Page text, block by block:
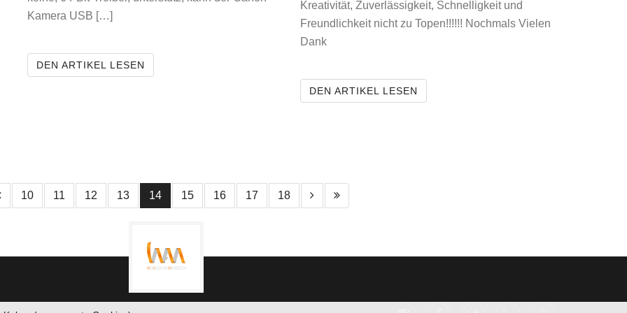
Kamera USB […]
DEN ARTIKEL LESEN
Kreativität, Zuverlässigkeit, Schnelligkeit und
Freundlichkeit nicht zu Topen!!!!!! Nochmals Vielen
Dank
DEN ARTIKEL LESEN
Seite
1 Seite Zurück
10 11 12 13 14 15 16 17 18 1 Seite vorLetzte Seite